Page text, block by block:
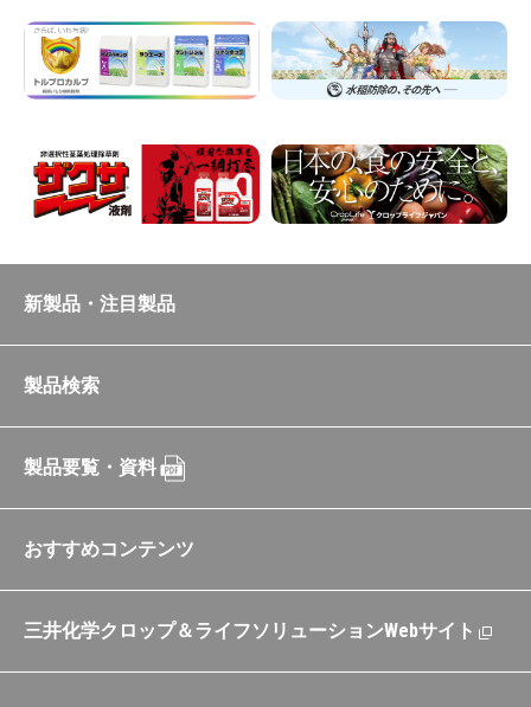
新製品・注目製品
製品検索
製品要覧・資料
おすすめコンテンツ
三井化学クロップ＆ライフソリューションWebサイト